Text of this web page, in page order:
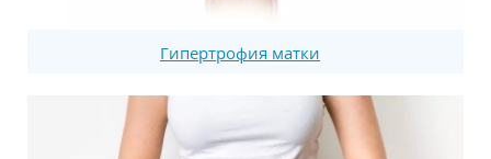
Гипертрофия матки